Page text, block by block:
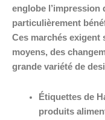
englobe l’impression
particulièrement
Ces marchés exigent
moyens, des
grande variété de
Étiquettes de
produits